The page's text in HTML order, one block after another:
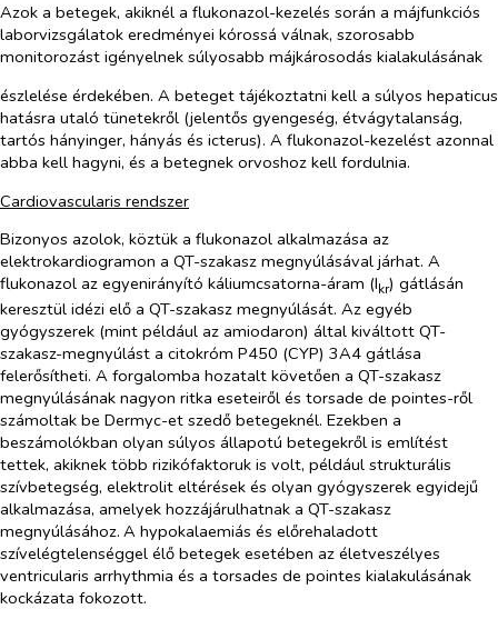
Azok a betegek, akiknél a flukonazol-kezelés során a májfunkciós
laborvizsgálatok eredményei kórossá válnak, szorosabb
monitorozást igényelnek súlyosabb májkárosodás kialakulásának
észlelése érdekében. A beteget tájékoztatni kell a súlyos hepaticus
hatásra utaló tünetekről (jelentős gyengeség, étvágytalanság,
tartós hányinger, hányás és icterus). A flukonazol-kezelést azonnal
abba kell hagyni, és a betegnek orvoshoz kell fordulnia.
Cardiovascularis rendszer
Bizonyos azolok, köztük a flukonazol alkalmazása az
elektrokardiogramon a QT-szakasz megnyúlásával járhat. A
flukonazol az egyenirányító káliumcsatorna-áram (Ikr) gátlásán
keresztül idézi elő a QT-szakasz megnyúlását. Az egyéb
gyógyszerek (mint például az amiodaron) által kiváltott QT-
szakasz-megnyúlást a citokróm P450 (CYP) 3A4 gátlása
felerősítheti. A forgalomba hozatalt követően a QT-szakasz
megnyúlásának nagyon ritka eseteiről és torsade de pointes-ről
számoltak be Dermyc-et szedő betegeknél. Ezekben a
beszámolókban olyan súlyos állapotú betegekről is említést
tettek, akiknek több rizikófaktoruk is volt, például strukturális
szívbetegség, elektrolit eltérések és olyan gyógyszerek egyidejű
alkalmazása, amelyek hozzájárulhatnak a QT-szakasz
megnyúlásához. A hypokalaemiás és előrehaladott
szívelégtelenséggel élő betegek esetében az életveszélyes
ventricularis arrhythmia és a torsades de pointes kialakulásának
kockázata fokozott.